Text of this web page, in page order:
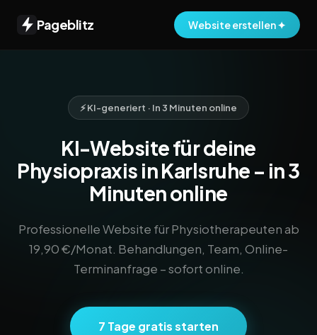
Pageblitz Website erstellen ✦
⚡ KI-generiert · In 3 Minuten online
KI-Website für deine
Physiopraxis in Karlsruhe – in 3
Minuten online
Professionelle Website für Physiotherapeuten ab
19,90 €/Monat. Behandlungen, Team, Online-
Terminanfrage – sofort online.
7 Tage gratis starten